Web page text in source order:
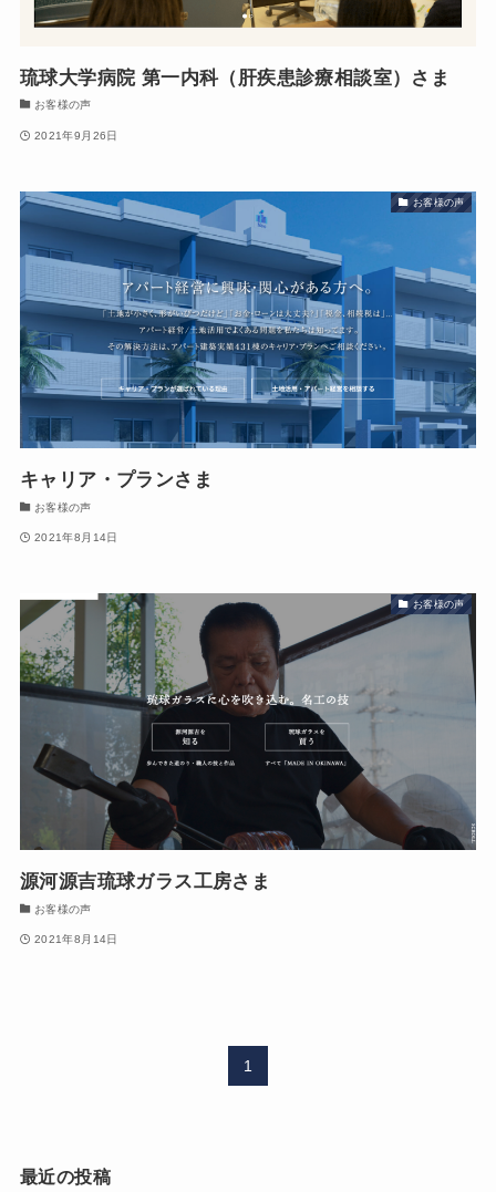
琉球大学病院 第一内科（肝疾患診療相談室）さま
お客様の声
2021年9月26日
お客様の声
キャリア・プランさま
お客様の声
2021年8月14日
お客様の声
源河源吉琉球ガラス工房さま
お客様の声
2021年8月14日
1
最近の投稿